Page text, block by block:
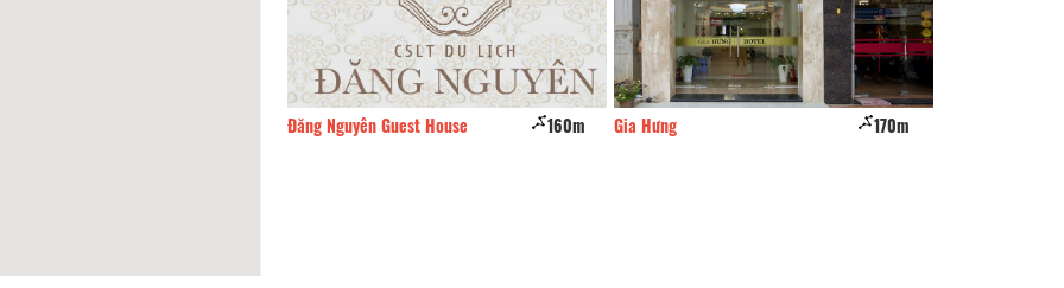
Đăng Nguyên Guest House 160m Gia Hưng 170m